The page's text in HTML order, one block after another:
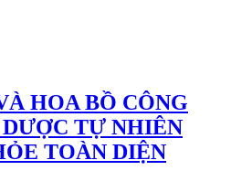
HOA BỒ CÔNG
TỰ NHIÊN
TOÀN DIỆN